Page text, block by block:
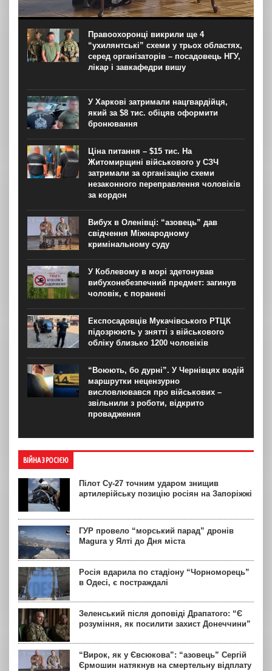
Капітан Сергій Єрмошин (“Єрмалай”), колишній
військовополонений, а нині – заступник командира
бригади з тилу, начальник тилу 12-ї бригади
спеціального призначення НГУ “Азов”, вважає, що усіх
росіян, дотичних до репресій...
Правоохоронці викрили ще 4
“ухилянтські” схеми у трьох областях,
серед організаторів – посадовець НГУ,
лікар і завкафедри вишу
У Харкові затримали нацгвардійця,
який за $8 тис. обіцяв оформити
бронювання
Ціна питання – $15 тис. На
Житомирщині військового у СЗЧ
затримали за організацію схеми
незаконного переправлення чоловіків
за кордон
Вибух в Оленівці: “азовець” дав
свідчення Міжнародному
кримінальному суду
У Коблевому в морі здетонував
вибухонебезпечний предмет: загинув
чоловік, є поранені
Експосадовців Мукачівського РТЦК
підозрюють у знятті з військового
обліку близько 1200 чоловіків
“Воюють, бо дурні”. У Чернівцях водій
маршрутки нецензурно
висловлювався про військових –
звільнили з роботи, відкрито
провадження
ВІЙНА З РОСІЄЮ
Пілот Су-27 точним ударом знищив
артилерійську позицію росіян на Запоріжжі
ГУР провело “морський парад” дронів
Magura у Ялті до Дня міста
Росія вдарила по стадіону “Чорноморець”
в Одесі, є постраждалі
Зеленський після доповіді Драпатого: “Є
розуміння, як посилити захист Донеччини”
“Вирок, як у Євсюкова”: “азовець” Сергій
Єрмошин натякнув на смертельну відплату